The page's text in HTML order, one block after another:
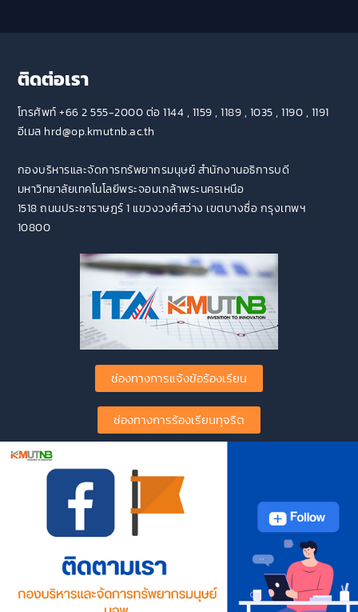
ติดต่อเรา
โทรศัพท์ +66 2 555-2000 ต่อ 1144 , 1159 , 1189 , 1035 , 1190 , 1191
อีเมล hrd@op.kmutnb.ac.th
กองบริหารและจัดการทรัพยากรมนุษย์ สำนักงานอธิการบดี
มหาวิทยาลัยเทคโนโลยีพระจอมเกล้าพระนครเหนือ
1518 ถนนประชาราษฎร์ 1 แขวงวงศ์สว่าง เขตบางซื่อ กรุงเทพฯ
10800
ช่องทางการแจ้งข้อร้องเรียน
ช่องทางการร้องเรียนทุจริต